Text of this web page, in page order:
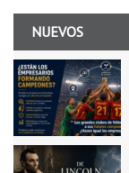
NUEVOS